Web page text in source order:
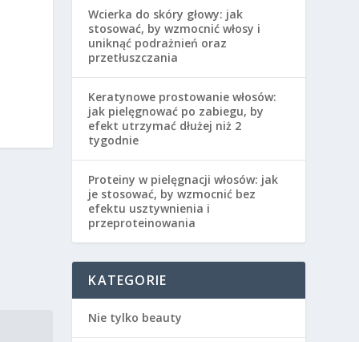
Wcierka do skóry głowy: jak
stosować, by wzmocnić włosy i
uniknąć podrażnień oraz
przetłuszczania
Keratynowe prostowanie włosów:
jak pielęgnować po zabiegu, by
efekt utrzymać dłużej niż 2
tygodnie
Proteiny w pielęgnacji włosów: jak
je stosować, by wzmocnić bez
efektu usztywnienia i
przeproteinowania
KATEGORIE
Nie tylko beauty